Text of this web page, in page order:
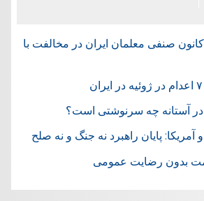
کانون صنفی معلمان ایران در مخالفت با
در آستانه چه سرنوشتی است؟
و آمریکا: پایان راهبرد نه جنگ و نه صلح
بدون رضایت عمومی